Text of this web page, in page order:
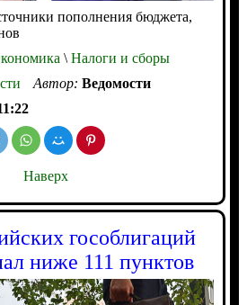
пополнения бюджета,
\Налоги и сборы
Автор: Ведомости
Наверх
гособлигаций
ниже 111 пунктов